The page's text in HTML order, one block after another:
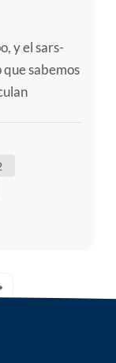
y el sars-
que sabemos
como
2 ag /